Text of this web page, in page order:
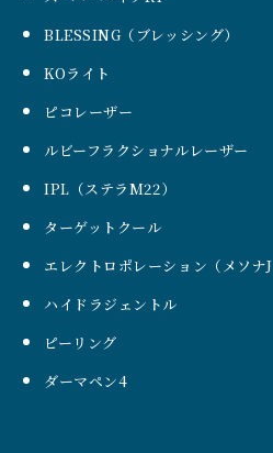
BLESSING（ブレッシング）
KOライト
ピコレーザー
ルビーフラクショナルレーザー
IPL（ステラM22）
ターゲットクール
エレクトロポレーション（メソナJ
ハイドラジェントル
ピーリング
ダーマペン4